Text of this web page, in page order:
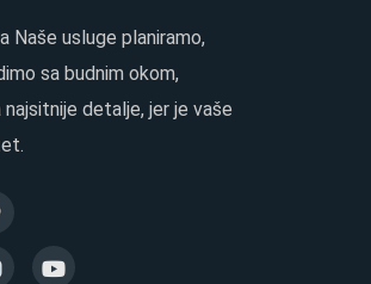
Naše usluge planiramo,
sa budnim okom,
detalje, jer je vaše